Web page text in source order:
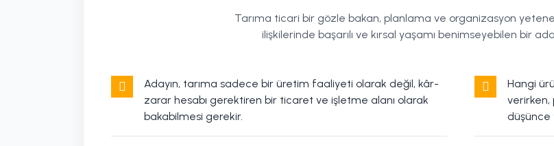
Tarıma ticari bir gözle bakan, planlama ve organizasyon
ilişkilerinde başarılı ve kırsal yaşamı benimseyebilen bir
Adayın, tarıma sadece bir üretim faaliyeti olarak değil, kâr-
zarar hesabı gerektiren bir ticaret ve işletme alanı olarak
bakabilmesi gerekir.
Hangi
verirken,
düşünce